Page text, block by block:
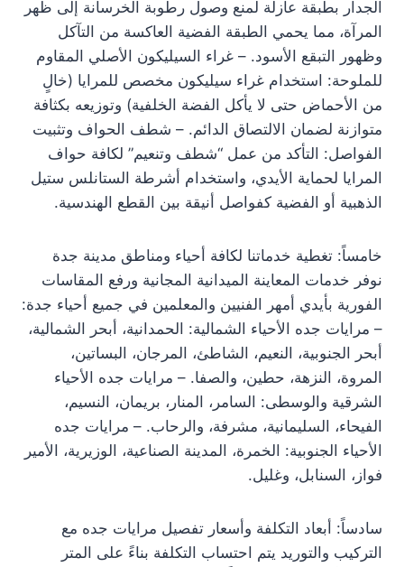
الجدار بطبقة عازلة لمنع وصول رطوبة الخرسانة إلى ظهر
المرآة، مما يحمي الطبقة الفضية العاكسة من التآكل
وظهور التبقع الأسود. – غراء السيليكون الأصلي المقاوم
للملوحة: استخدام غراء سيليكون مخصص للمرايا (خالٍ
من الأحماض حتى لا يأكل الفضة الخلفية) وتوزيعه بكثافة
متوازنة لضمان الالتصاق الدائم. – شطف الحواف وتثبيت
الفواصل: التأكد من عمل “شطف وتنعيم” لكافة حواف
المرايا لحماية الأيدي، واستخدام أشرطة الستانلس ستيل
الذهبية أو الفضية كفواصل أنيقة بين القطع الهندسية.
خامساً: تغطية خدماتنا لكافة أحياء ومناطق مدينة جدة
نوفر خدمات المعاينة الميدانية المجانية ورفع المقاسات
الفورية بأيدي أمهر الفنيين والمعلمين في جميع أحياء جدة:
– مرايات جده الأحياء الشمالية: الحمدانية، أبحر الشمالية،
أبحر الجنوبية، النعيم، الشاطئ، المرجان، البساتين،
المروة، النزهة، حطين، والصفا. – مرايات جده الأحياء
الشرقية والوسطى: السامر، المنار، بريمان، النسيم،
الفيحاء، السليمانية، مشرفة، والرحاب. – مرايات جده
الأحياء الجنوبية: الخمرة، المدينة الصناعية، الوزيرية، الأمير
فواز، السنابل، وغليل.
سادساً: أبعاد التكلفة وأسعار تفصيل مرايات جده مع
التركيب والتوريد يتم احتساب التكلفة بناءً على المتر